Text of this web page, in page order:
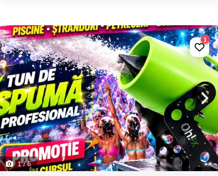
1/ 6
1